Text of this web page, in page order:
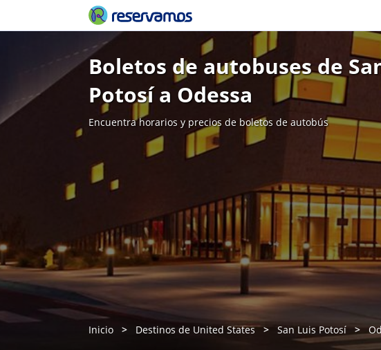
Boletos de autobuses de
Potosí a Odessa
Encuentra horarios y precios de boletos de autobús
Inicio Destinos de United States San Luis Potosí